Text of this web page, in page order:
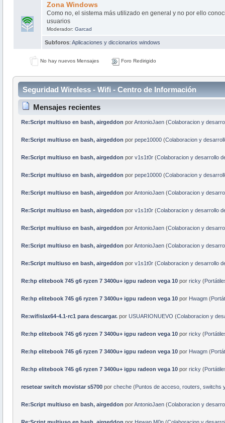
Zona Windows
Como no, el sistema más utilizado en general y no por ello
usuarios
Moderador: Garcad
Subforos: Aplicaciones y diccionarios windows
No hay nuevos Mensajes Foro Redirigido
Seguridad Wireless - Wifi - Centro de Información
Mensajes recientes
Re:Script multiuso en bash, airgeddon porAntonioJaen(Colaboracion y
Re:Script multiuso en bash, airgeddon por pepe10000(Colaboracion y
Re:Script multiuso en bash, airgeddon por v1s1t0r(Colaboracion y desarrollo
Re:Script multiuso en bash, airgeddon por pepe10000(Colaboracion y
Re:Script multiuso en bash, airgeddon porAntonioJaen(Colaboracion y
Re:Script multiuso en bash, airgeddon por v1s1t0r(Colaboracion y desarrollo
Re:Script multiuso en bash, airgeddon porAntonioJaen(Colaboracion y
Re:Script multiuso en bash, airgeddon porAntonioJaen(Colaboracion y
Re:Script multiuso en bash, airgeddon por v1s1t0r(Colaboracion y desarrollo
Re:hp elitebook 745 g6 ryzen 7 3400u+ igpu radeon vega 10por ricky(
Re:hp elitebook 745 g6 ryzen 7 3400u+ igpu radeon vega 10por Hwagm(
Re:wifislax64-4.1-rc1 para descargar.por USUARIONUEVO (Colaboracion y
Re:hp elitebook 745 g6 ryzen 7 3400u+ igpu radeon vega 10por ricky(
Re:hp elitebook 745 g6 ryzen 7 3400u+ igpu radeon vega 10por Hwagm(
Re:hp elitebook 745 g6 ryzen 7 3400u+ igpu radeon vega 10por ricky(
resetear switch movistar s5700 por cheche(Puntos de acceso, routers, switchs
Re:Script multiuso en bash, airgeddon porAntonioJaen(Colaboracion y